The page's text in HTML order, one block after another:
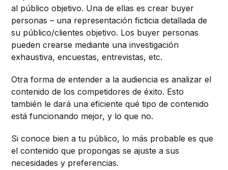
al público objetivo. Una de ellas es crear buyer
personas – una representación ficticia detallada de
su público/clientes objetivo. Los buyer personas
pueden crearse mediante una investigación
exhaustiva, encuestas, entrevistas, etc.
Otra forma de entender a la audiencia es analizar el
contenido de los competidores de éxito. Esto
también le dará una eficiente qué tipo de contenido
está funcionando mejor, y lo que no.
Si conoce bien a tu público, lo más probable es que
el contenido que propongas se ajuste a sus
necesidades y preferencias.